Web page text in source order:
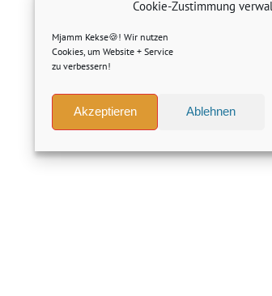
Cookie-Zustimmung
Mjamm Kekse🍪! Wir nutzen
Cookies, um Website + Service
zu verbessern!
Akzeptieren Ablehnen